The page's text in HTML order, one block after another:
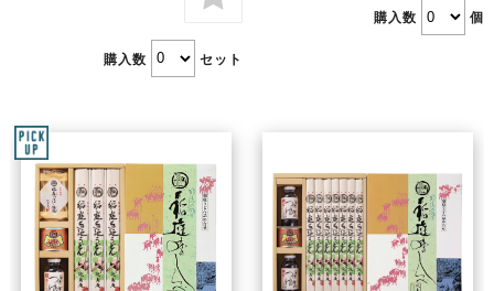
購入数 セット
購入数 個